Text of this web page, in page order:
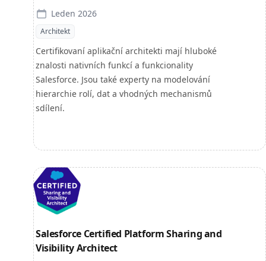
Leden 2026
Architekt
Certifikovaní aplikační architekti mají hluboké
znalosti nativních funkcí a funkcionality
Salesforce. Jsou také experty na modelování
hierarchie rolí, dat a vhodných mechanismů
sdílení.
Salesforce Certified Platform Sharing and
Visibility Architect